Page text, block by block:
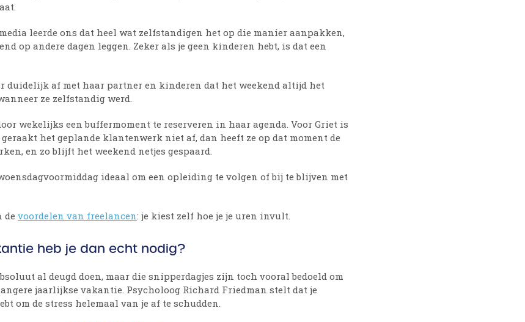
leerde ons dat heel wat zelfstandigen het op die manier aanpakken,
op andere dagen leggen. Zeker als je geen kinderen hebt, is dat een
duidelijk af met haar partner en kinderen dat het weekend altijd het
ze zelfstandig werd.
wekelijks een buffermoment te reserveren in haar agenda. Voor Griet is
het geplande klantenwerk niet af, dan heeft ze op dat moment de
en zo blijft het weekend netjes gespaard.
ideaal om een opleiding te volgen of bij te blijven met
de voordelen van freelancen: je kiest zelf hoe je je uren invult.
heb je dan echt nodig?
al deugd doen, maar die snipperdagjes zijn toch vooral bedoeld om
jaarlijkse vakantie. Psycholoog Richard Friedman stelt dat je
om de stress helemaal van je af te schudden.